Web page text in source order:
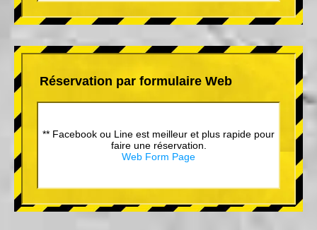
Réservation par formulaire Web
** Facebook ou Line est meilleur et plus rapide pour
faire une réservation.
Web Form Page